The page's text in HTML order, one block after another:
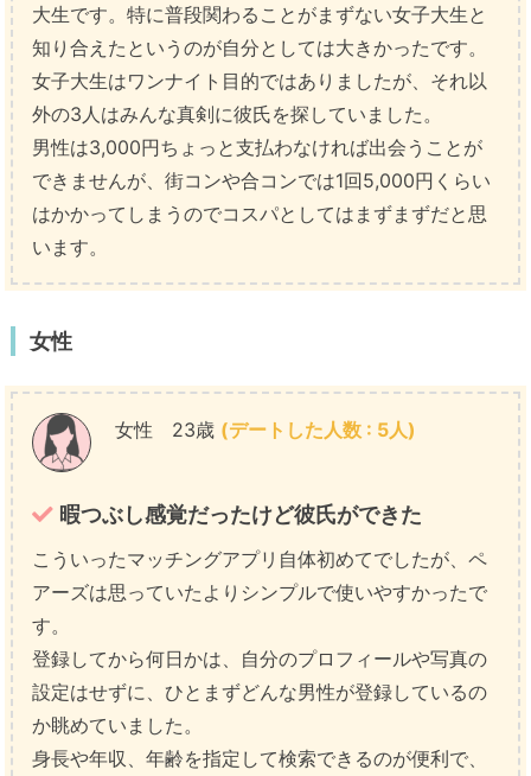
大生です。特に普段関わることがまずない女子大生と
知り合えたというのが自分としては大きかったです。
女子大生はワンナイト目的ではありましたが、それ以
外の3人はみんな真剣に彼氏を探していました。
男性は3,000円ちょっと支払わなければ出会うことが
できませんが、街コンや合コンでは1回5,000円くらい
はかかってしまうのでコスパとしてはまずまずだと思
います。
女性
女性 23歳 (デートした人数 : 5人)
暇つぶし感覚だったけど彼氏ができた
こういったマッチングアプリ自体初めてでしたが、ペ
アーズは思っていたよりシンプルで使いやすかったで
す。
登録してから何日かは、自分のプロフィールや写真の
設定はせずに、ひとまずどんな男性が登録しているの
か眺めていました。
身長や年収、年齢を指定して検索できるのが便利で、